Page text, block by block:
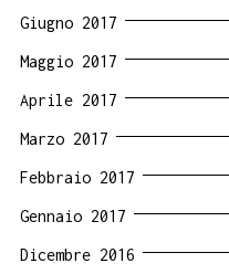
Giugno 2017
Maggio 2017
Aprile 2017
Marzo 2017
Febbraio 2017
Gennaio 2017
Dicembre 2016